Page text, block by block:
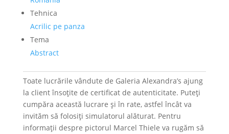
Tehnica
Acrilic pe panza
Tema
Abstract
Toate lucrările vândute de Galeria Alexandra’s ajung
la client însoțite de certificat de autenticitate. Puteți
cumpăra această lucrare și în rate, astfel încât va
invităm să folosiți simulatorul alăturat. Pentru
informații despre pictorul Marcel Thiele va rugăm să